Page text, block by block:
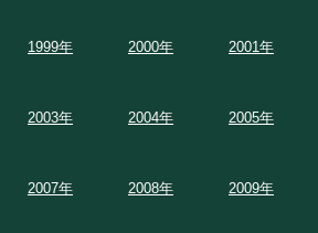
1999年 2000年 2001年
2003年 2004年 2005年
2007年 2008年 2009年